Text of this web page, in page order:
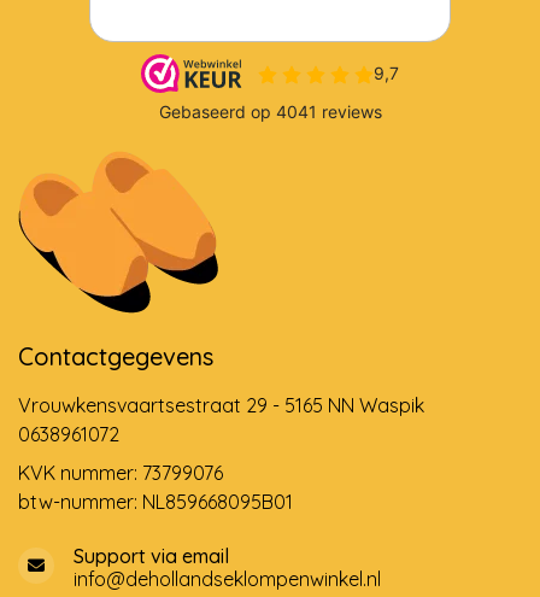
Contactgegevens
Vrouwkensvaartsestraat 29 - 5165 NN Waspik
0638961072
KVK nummer: 73799076
btw-nummer: NL859668095B01
Support via email
info@dehollandseklompenwinkel.nl